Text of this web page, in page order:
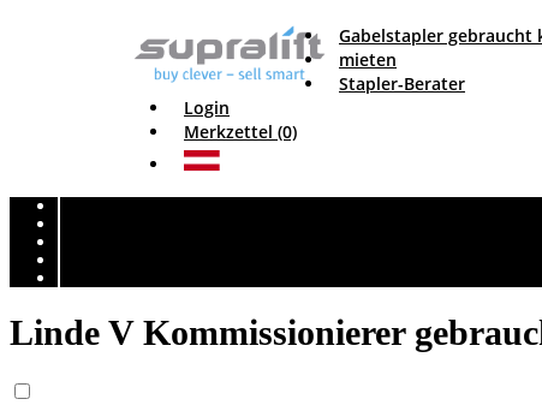
Gabelstapler gebraucht
mieten
Stapler-Berater
Login
Merkzettel (0)
Linde V Kommissionierer